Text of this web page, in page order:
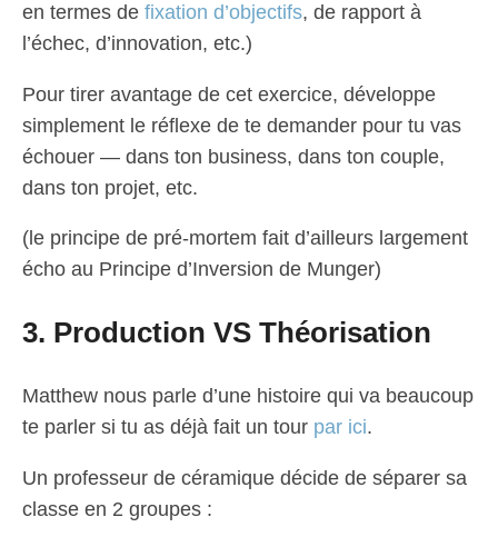
en termes de fixation d’objectifs, de rapport à
l’échec, d’innovation, etc.)
Pour tirer avantage de cet exercice, développe
simplement le réflexe de te demander pour tu vas
échouer — dans ton business, dans ton couple,
dans ton projet, etc.
(le principe de pré-mortem fait d’ailleurs largement
écho au Principe d’Inversion de Munger)
3. Production VS Théorisation
Matthew nous parle d’une histoire qui va beaucoup
te parler si tu as déjà fait un tour par ici.
Un professeur de céramique décide de séparer sa
classe en 2 groupes :